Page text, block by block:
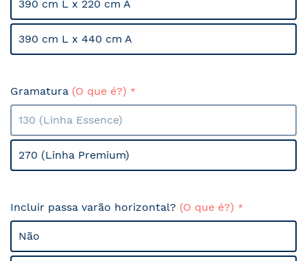
390 cm L x 220 cm A
390 cm L x 440 cm A
Gramatura (O que é?)
130 (Linha Essence)
270 (Linha Premium)
Incluir passa varão horizontal? (O que é?)
Não